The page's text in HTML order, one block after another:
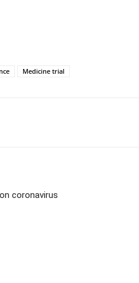
Medicine trial
coronavirus